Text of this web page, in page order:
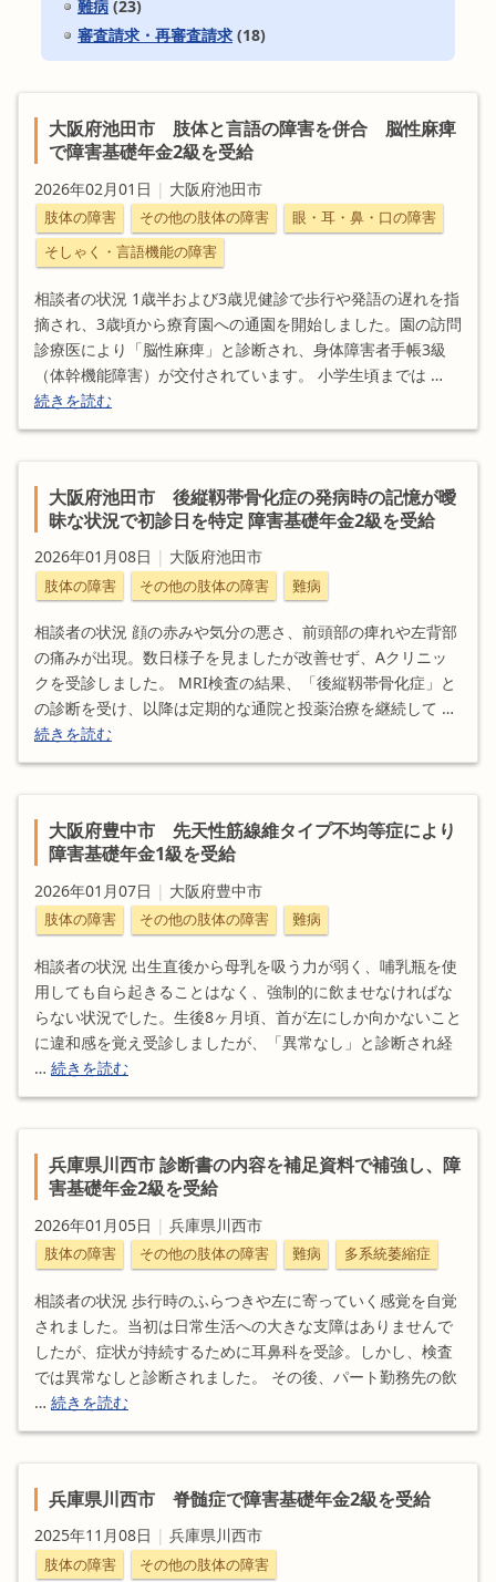
難病 (23)
審査請求・再審査請求 (18)
大阪府池田市 肢体と言語の障害を併合 脳性麻痺
で障害基礎年金2級を受給
2026年02月01日 | 大阪府池田市
肢体の障害 その他の肢体の障害
眼・耳・鼻・口の障害
そしゃく・言語機能の障害
相談者の状況 1歳半および3歳児健診で歩行や発語の遅れを指
摘され、3歳頃から療育園への通園を開始しました。園の訪問
診療医により「脳性麻痺」と診断され、身体障害者手帳3級
（体幹機能障害）が交付されています。 小学生頃までは …
続きを読む
大阪府池田市 後縦靱帯骨化症の発病時の記憶が曖
昧な状況で初診日を特定 障害基礎年金2級を受給
2026年01月08日 | 大阪府池田市
肢体の障害 その他の肢体の障害 難病
相談者の状況 顔の赤みや気分の悪さ、前頭部の痺れや左背部
の痛みが出現。数日様子を見ましたが改善せず、Aクリニッ
クを受診しました。 MRI検査の結果、「後縦靱帯骨化症」と
の診断を受け、以降は定期的な通院と投薬治療を継続して …
続きを読む
大阪府豊中市 先天性筋線維タイプ不均等症により
障害基礎年金1級を受給
2026年01月07日 | 大阪府豊中市
肢体の障害 その他の肢体の障害 難病
相談者の状況 出生直後から母乳を吸う力が弱く、哺乳瓶を使
用しても自ら起きることはなく、強制的に飲ませなければな
らない状況でした。生後8ヶ月頃、首が左にしか向かないこと
に違和感を覚え受診しましたが、「異常なし」と診断され経
… 続きを読む
兵庫県川西市 診断書の内容を補足資料で補強し、障
害基礎年金2級を受給
2026年01月05日 | 兵庫県川西市
肢体の障害 その他の肢体の障害 難病 多系統萎縮症
相談者の状況 歩行時のふらつきや左に寄っていく感覚を自覚
されました。当初は日常生活への大きな支障はありませんで
したが、症状が持続するために耳鼻科を受診。しかし、検査
では異常なしと診断されました。 その後、パート勤務先の飲
… 続きを読む
兵庫県川西市 脊髄症で障害基礎年金2級を受給
2025年11月08日 | 兵庫県川西市
肢体の障害 その他の肢体の障害